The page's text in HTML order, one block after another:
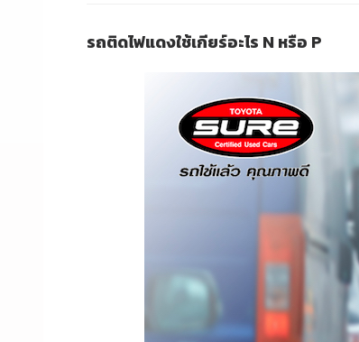
รถติดไฟแดงใช้เกียร์อะไร N หรือ P